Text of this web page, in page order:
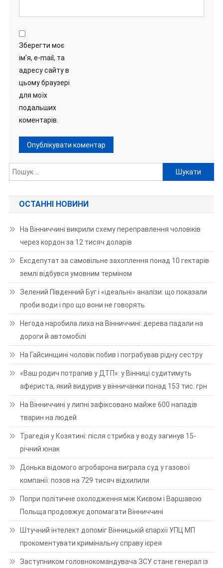
Зберегти моє
ім'я, e-mail, та
адресу сайту в
цьому браузері
для моїх
подальших
коментарів.
Пошук:
ОСТАННІ НОВИНИ
На Вінниччині викрили схему переправлення чоловіків
через кордон за 12 тисяч доларів
Ексдепутат за самовільне захоплення понад 10 гектарів
землі відбувся умовним терміном
Зелений Південний Буг і «ідеальні» аналізи: що показали
проби води і про що вони не говорять
Негода наробила лиха на Вінниччині: дерева падали на
дороги й автомобілі
На Гайсинщині чоловік побив і пограбував рідну сестру
«Ваш родич потрапив у ДТП»: у Вінниці судитимуть
афериста, який видурив у вінничанки понад 153 тис. грн
На Вінниччині у липні зафіксовано майже 600 нападів
тварин на людей
Трагедія у Козятині: після стрибка у воду загинув 15-
річний юнак
Донька відомого агробарона виграла суд у газової
компанії: позов на 729 тисяч відхилили
Попри політичне охолодження між Києвом і Варшавою
Польща продовжує допомагати Вінниччині
Штучний інтелект допоміг Вінницькій єпархії УПЦ МП
прокоментувати кримінальну справу ієрея
Заступником головнокомандувача ЗСУ стане генерал із